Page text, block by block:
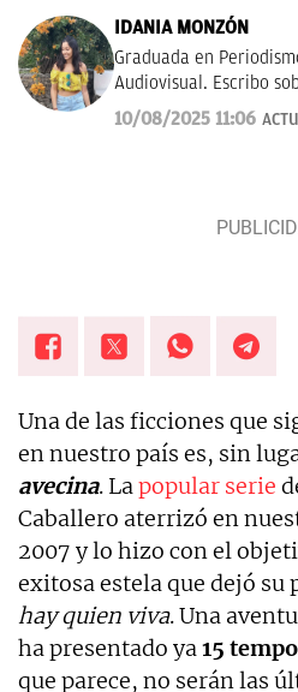
IDANIA MONZÓN
Graduada en
Audiovisual. Escribo
musical. Además, me
sobre todo lo
10/08/2025 11:06
Una de las ficciones que
en nuestro país es, sin
avecina. Lapopular serie
Caballero aterrizó en
2007 y lo hizo con el
exitosa estela que dejó su
hay quien viva. Una
ha presentado ya15
que parece, no serán las